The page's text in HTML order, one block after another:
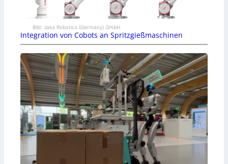
Bild: Jaka Robotics (Germany) GmbH
Integration von Cobots an Spritzgießmaschinen